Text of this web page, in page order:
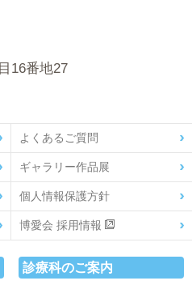
16番地27
よくあるご質問
ギャラリー作品展
個人情報保護方針
博愛会 採用情報
診療科のご案内